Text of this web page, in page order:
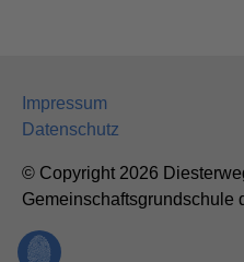
Impressum
Datenschutz
© Copyright 2026
Gemeinschaftsgrundschule